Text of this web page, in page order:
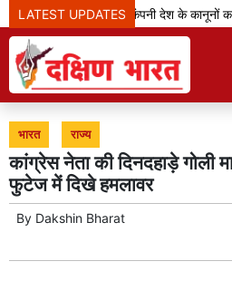
LATEST UPDATES
से पूछ रही सरकार- क्या कंपनी देश के कानूनों का
भारत राज्य
कांग्रेस नेता की दिनदहाड़े गोली
फुटेज में दिखे हमलावर
By Dakshin Bharat